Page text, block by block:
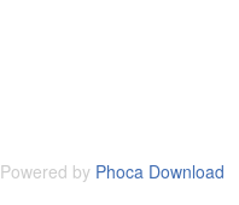
Powered by Phoca Download